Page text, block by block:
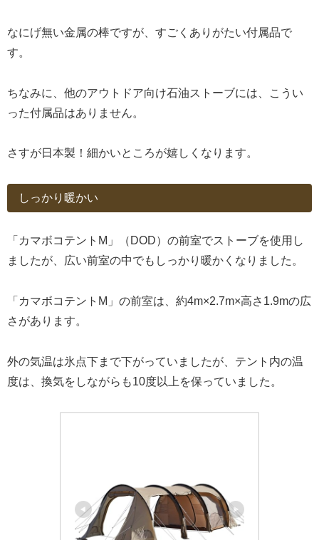
なにげ無い金属の棒ですが、すごくありがたい付属品で
す。
ちなみに、他のアウトドア向け石油ストーブには、こうい
った付属品はありません。
さすが日本製！細かいところが嬉しくなります。
しっかり暖かい
「カマボコテントM」（DOD）の前室でストーブを使用し
ましたが、広い前室の中でもしっかり暖かくなりました。
「カマボコテントM」の前室は、約4m×2.7m×高さ1.9mの広
さがあります。
外の気温は氷点下まで下がっていましたが、テント内の温
度は、換気をしながらも10度以上を保っていました。